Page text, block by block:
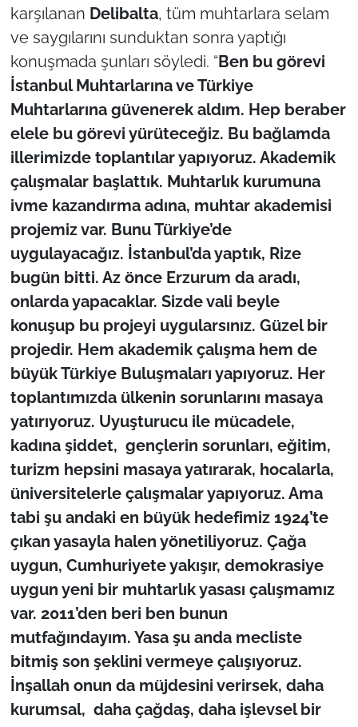
karşılanan Delibalta, tüm muhtarlara selam
ve saygılarını sunduktan sonra yaptığı
konuşmada şunları söyledi. “Ben bu görevi
İstanbul Muhtarlarına ve Türkiye
Muhtarlarına güvenerek aldım. Hep beraber
elele bu görevi yürüteceğiz. Bu bağlamda
illerimizde toplantılar yapıyoruz. Akademik
çalışmalar başlattık. Muhtarlık kurumuna
ivme kazandırma adına, muhtar akademisi
projemiz var. Bunu Türkiye’de
uygulayacağız. İstanbul’da yaptık, Rize
bugün bitti. Az önce Erzurum da aradı,
onlarda yapacaklar. Sizde vali beyle
konuşup bu projeyi uygularsınız. Güzel bir
projedir. Hem akademik çalışma hem de
büyük Türkiye Buluşmaları yapıyoruz. Her
toplantımızda ülkenin sorunlarını masaya
yatırıyoruz. Uyuşturucu ile mücadele,
kadına şiddet, gençlerin sorunları, eğitim,
turizm hepsini masaya yatırarak, hocalarla,
üniversitelerle çalışmalar yapıyoruz. Ama
tabi şu andaki en büyük hedefimiz 1924’te
çıkan yasayla halen yönetiliyoruz. Çağa
uygun, Cumhuriyete yakışır, demokrasiye
uygun yeni bir muhtarlık yasası çalışmamız
var. 2011’den beri ben bunun
mutfağındayım. Yasa şu anda mecliste
bitmiş son şeklini vermeye çalışıyoruz.
İnşallah onun da müjdesini verirsek, daha
kurumsal, daha çağdaş, daha işlevsel bir
TÜRKİYE
Güvenlik
Genel
Politika
Flaş Haber
Dış Haberler
Magazin
İş Dünyası
Bilim Teknoloji
English News
Canlı Maç
Finans
Genel-A
Gündem-Eğitim